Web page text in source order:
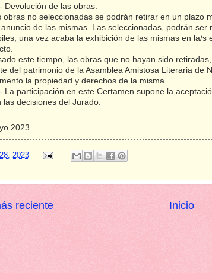
Devolución de las obras.
obras no seleccionadas se podrán retirar en un plazo
de las mismas. Las seleccionadas, podrán
una vez acaba la exhibición de las mismas en la/s
este tiempo, las obras que no hayan sido
del patrimonio de la Asamblea Amistosa Literaria de
la propiedad y derechos de la misma.
La participación en este Certamen supone la
las decisiones del Jurado.
2023
2023
reciente Inicio